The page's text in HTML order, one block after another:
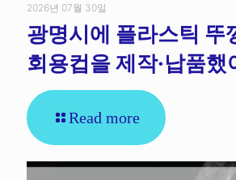
2026년 07월 30일
광명시에 플라스틱 뚜
회용컵을 제작·납품했
Read more